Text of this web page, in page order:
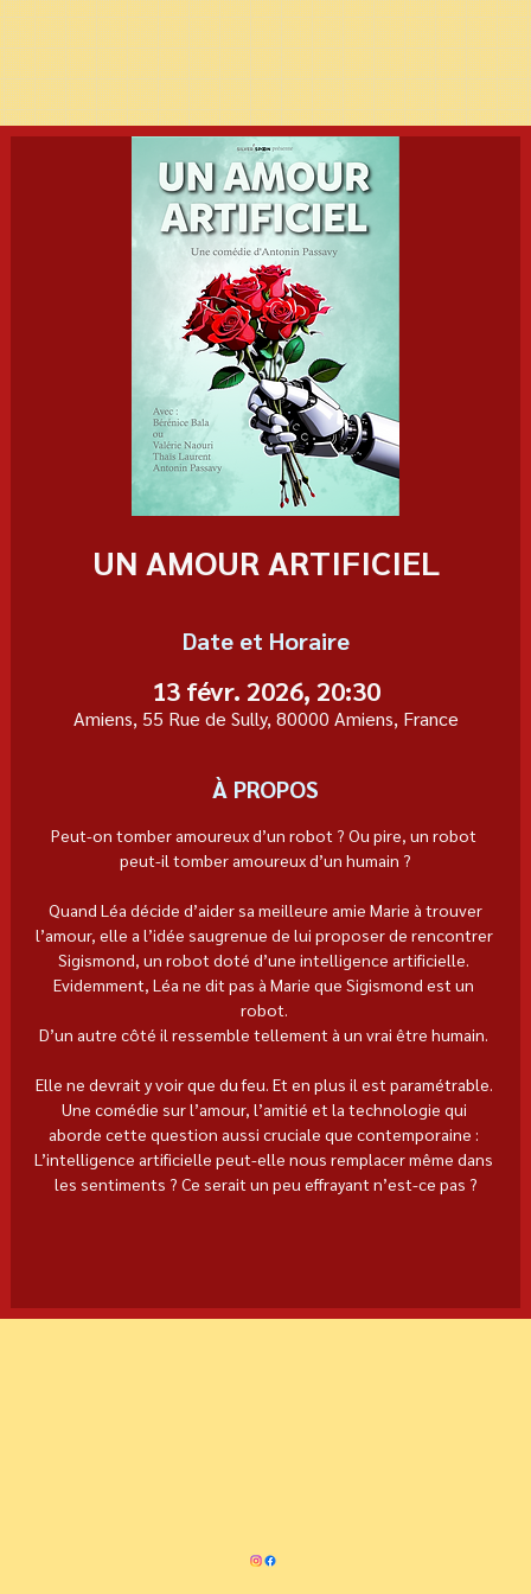
UN AMOUR ARTIFICIEL
Date et Horaire
13 févr. 2026, 20:30
Amiens, 55 Rue de Sully, 80000 Amiens, France
À PROPOS
Peut-on tomber amoureux d’un robot ? Ou pire, un robot
peut-il tomber amoureux d’un humain ?
l’amour, elle a l’idée saugrenue de lui proposer de rencontrer
Sigismond, un robot doté d’une intelligence artificielle.
Evidemment, Léa ne dit pas à Marie que Sigismond est un
robot.
D’un autre côté il ressemble tellement à un vrai être humain.
Elle ne devrait y voir que du feu. Et en plus il est paramétrable.
Une comédie sur l’amour, l’amitié et la technologie qui
aborde cette question aussi cruciale que contemporaine :
L’intelligence artificielle peut-elle nous remplacer même dans
les sentiments ? Ce serait un peu effrayant n’est-ce pas ?